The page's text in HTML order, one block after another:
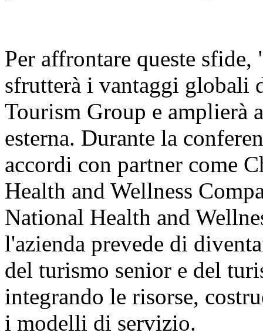
Per affrontare queste
sfrutterà i vantaggi globali
Tourism Group e amplierà
esterna. Durante la
accordi con partner come
Health and Wellness
National Health and
l'azienda prevede di
del turismo senior e del
integrando le risorse,
i modelli di servizio.